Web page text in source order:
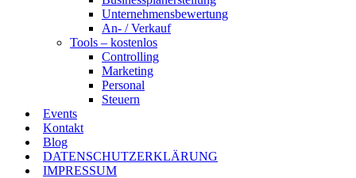
Unternehmensbewertung
An- / Verkauf
Tools – kostenlos
Controlling
Marketing
Personal
Steuern
Events
Kontakt
Blog
DATENSCHUTZERKLÄRUNG
IMPRESSUM